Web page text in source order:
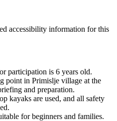
accessibility information for this
participation is 6 years old.
point in Primislje village at the
and preparation.
kayaks are used, and all safety
for beginners and families.